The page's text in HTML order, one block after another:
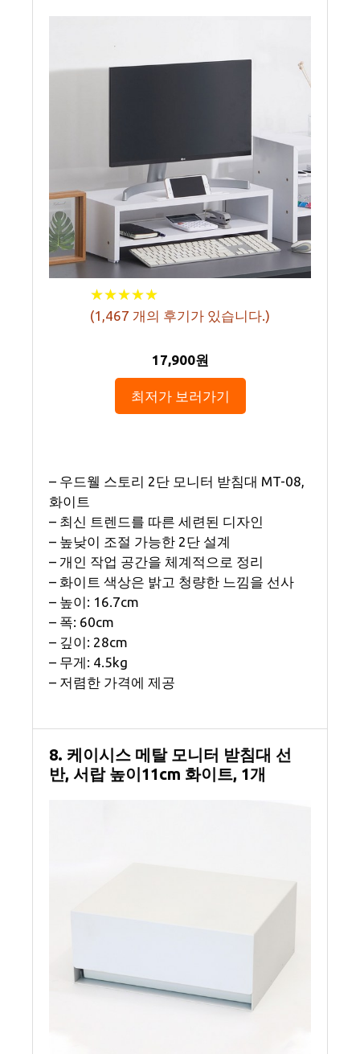
★★★★★
★★★★★
(1,467 개의 후기가 있습니다.)
17,900원
최저가 보러가기
– 우드웰 스토리 2단 모니터 받침대 MT-08,
화이트
– 최신 트렌드를 따른 세련된 디자인
– 높낮이 조절 가능한 2단 설계
– 개인 작업 공간을 체계적으로 정리
– 화이트 색상은 밝고 청량한 느낌을 선사
– 높이: 16.7cm
– 폭: 60cm
– 깊이: 28cm
– 무게: 4.5kg
– 저렴한 가격에 제공
8. 케이시스 메탈 모니터 받침대 선
반, 서랍 높이11cm 화이트, 1개